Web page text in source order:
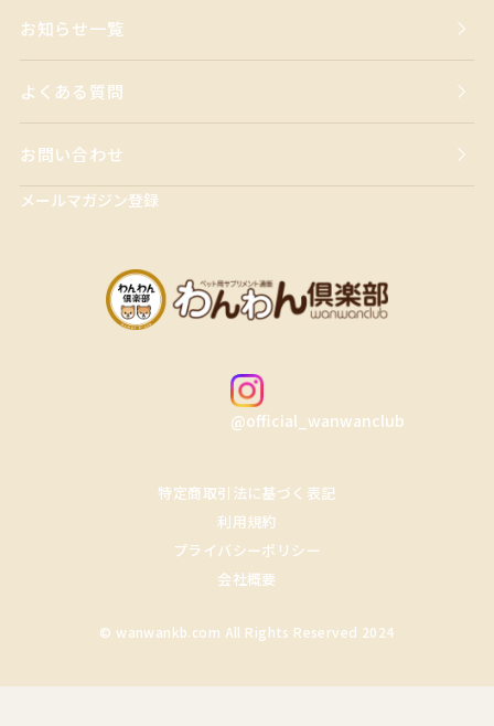
お知らせ一覧
よくある質問
お問い合わせ
メールマガジン登録
@official_wanwanclub
特定商取引法に基づく表記
利用規約
プライバシーポリシー
会社概要
© wanwankb.com All Rights Reserved 2024